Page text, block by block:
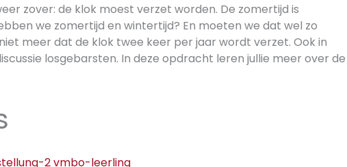
zover: de klok moest verzet worden. De zomertijd is
we zomertijd en wintertijd? En moeten we dat wel zo
meer dat de klok twee keer per jaar wordt verzet. Ook in
losgebarsten. In deze opdracht leren jullie meer over de
2 vmbo-leerling